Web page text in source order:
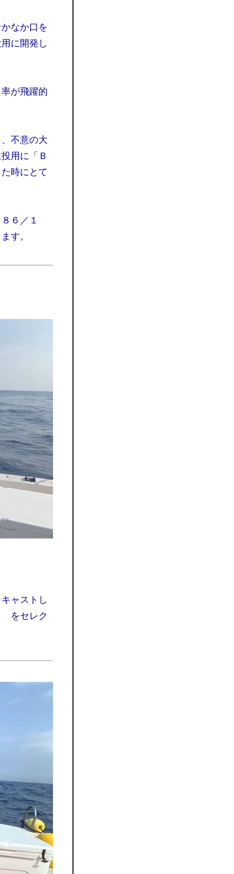
なか口を
に開発し
が飛躍的
不意の大
用に「Ｂ
時にとて
６／１
す。
ャストし
をセレク